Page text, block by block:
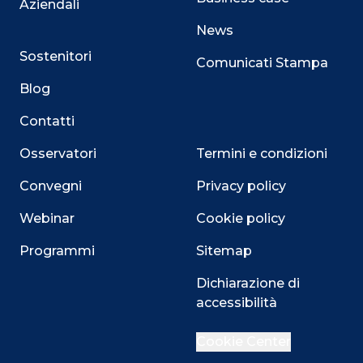
Aziendali
Sostenitori
Blog
Contatti
Osservatori
Convegni
Webinar
Programmi
News
Comunicati Stampa
Termini e condizioni
Privacy policy
Cookie policy
Sitemap
Dichiarazione di
accessibilità